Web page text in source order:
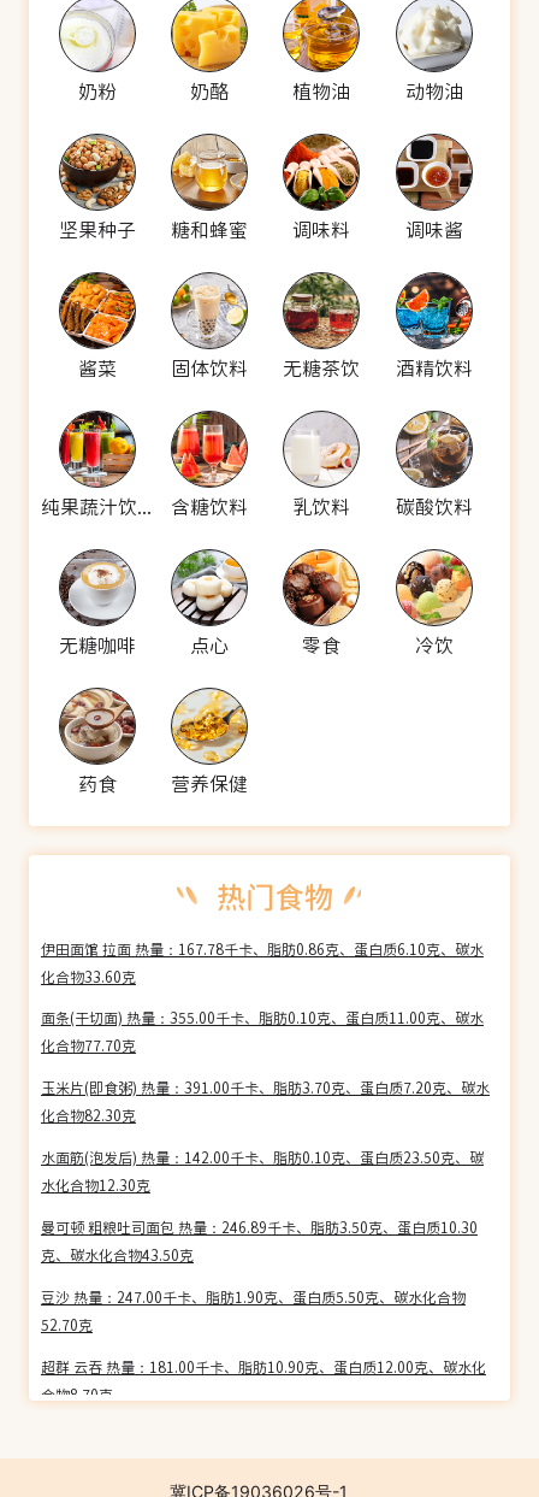
奶粉 奶酪 植物油 动物油
坚果种子 糖和蜂蜜 调味料 调味酱
酱菜 固体饮料 无糖茶饮 酒精饮料
纯果蔬汁饮料 含糖饮料 乳饮料 碳酸饮料
无糖咖啡 点心 零食 冷饮
药食 营养保健
伊田面馆 拉面 热量：167.78千卡、脂肪0.86克、蛋白质6.10克、碳水
化合物33.60克
面条(干切面) 热量：355.00千卡、脂肪0.10克、蛋白质11.00克、碳水
化合物77.70克
玉米片(即食粥) 热量：391.00千卡、脂肪3.70克、蛋白质7.20克、碳水
化合物82.30克
水面筋(泡发后) 热量：142.00千卡、脂肪0.10克、蛋白质23.50克、碳
水化合物12.30克
曼可顿 粗粮吐司面包 热量：246.89千卡、脂肪3.50克、蛋白质10.30
克、碳水化合物43.50克
豆沙 热量：247.00千卡、脂肪1.90克、蛋白质5.50克、碳水化合物
52.70克
超群 云吞 热量：181.00千卡、脂肪10.90克、蛋白质12.00克、碳水化
合物8.70克
79.20克
冀ICP备19036026号-1